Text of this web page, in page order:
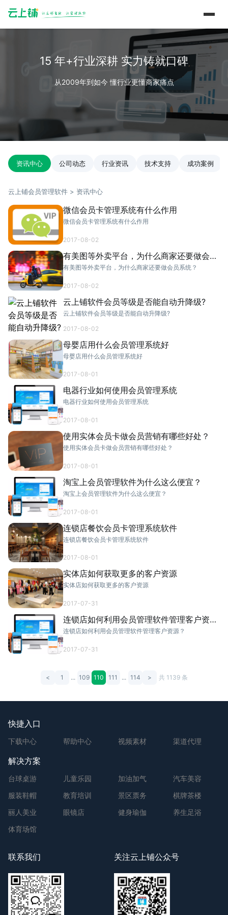
15 年+行业深耕 实力铸就口碑
从2009年到如今 懂行业更懂商家痛点
资讯中心 公司动态 行业资讯 技术支持 成功案例
云上铺会员管理软件 > 资讯中心
微信会员卡管理系统有什么作用
微信会员卡管理系统有什么作用
2017-08-02
有美图等外卖平台，为什么商家还要做会员
系统？
有美图等外卖平台，为什么商家还要做会员系统？
2017-08-02
云上铺软件会员等级是否能自动升降级?
云上铺软件会员等级是否能自动升降级?
2017-08-02
母婴店用什么会员管理系统好
母婴店用什么会员管理系统好
2017-08-01
电器行业如何使用会员管理系统
电器行业如何使用会员管理系统
2017-08-01
使用实体会员卡做会员营销有哪些好处？
使用实体会员卡做会员营销有哪些好处？
2017-08-01
淘宝上会员管理软件为什么这么便宜？
淘宝上会员管理软件为什么这么便宜？
2017-08-01
连锁店餐饮会员卡管理系统软件
连锁店餐饮会员卡管理系统软件
2017-08-01
实体店如何获取更多的客户资源
实体店如何获取更多的客户资源
2017-07-31
连锁店如何利用会员管理软件管理客户资
源？
连锁店如何利用会员管理软件管理客户资源？
2017-07-31
< 1 ... 109 110 111 ... 114 > 共 1139 条
快捷入口
下载中心 帮助中心 视频素材 渠道代理
解决方案
台球桌游 儿童乐园 加油加气
汽车美容
服装鞋帽
教育培训 景区票务
棋牌茶楼
丽人美业
眼镜店 健身瑜伽
养生足浴
体育场馆
联系我们 关注云上铺公众号